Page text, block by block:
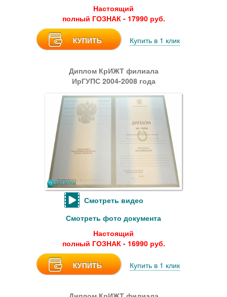
Настоящий
полный ГОЗНАК - 17990 руб.
КУПИТЬ Купить в 1 клик
Диплом КрИЖТ филиала
ИрГУПС 2004-2008 года
Смотреть видео
Смотреть фото документа
Настоящий
полный ГОЗНАК - 16990 руб.
КУПИТЬ Купить в 1 клик